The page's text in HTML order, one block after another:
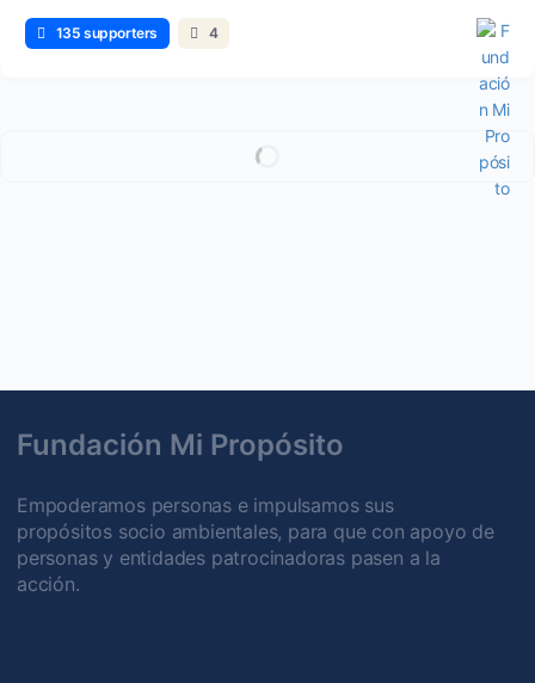
135 supporters 4
Leer más...
Fundación Mi Propósito
Empoderamos personas e impulsamos sus
propósitos socio ambientales, para que con apoyo de
personas y entidades patrocinadoras pasen a la
acción.